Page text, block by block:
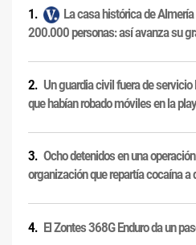
La casa histórica de
200.000 personas: así avanza su
Un guardia civil fuera de
que habían robado móviles en la
Ocho detenidos en una
organización que repartía cocaína a
El Zontes 368G Enduro da un